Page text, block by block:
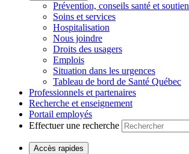
Prévention, conseils santé et soutien
Soins et services
Hospitalisation
Nous joindre
Droits des usagers
Emplois
Situation dans les urgences
Tableau de bord de Santé Québec
Professionnels et partenaires
Recherche et enseignement
Portail employés
Effectuer une recherche
Accès rapides